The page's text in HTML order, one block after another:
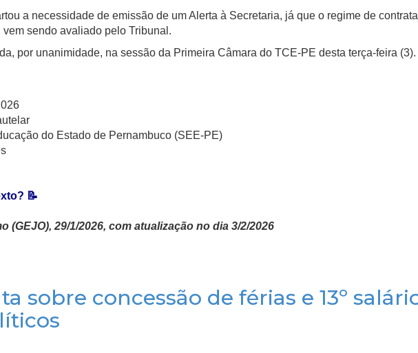
a necessidade de emissão de um Alerta à Secretaria, já que o regime de
sendo avaliado pelo Tribunal.
por unanimidade, na sessão da Primeira Câmara do TCE-PE desta terça-feira (3).
do Estado de Pernambuco (SEE-PE)
📝
(GEJO), 29/1/2026, com atualização no dia 3/2/2026
sobre concessão de férias e 13º